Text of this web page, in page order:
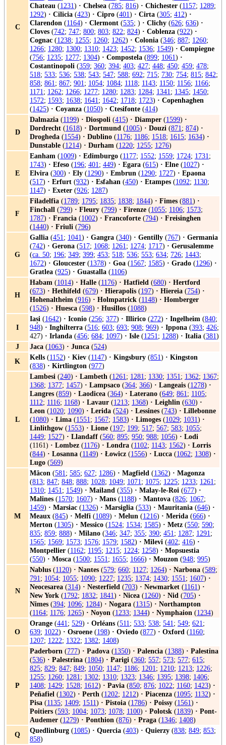
C
Chateau (1231) · Chelsea (785; 816) · Chichester (1157; 1289;
1292) · Cilicia (423) · Cipro (401) · Cirta (305; 412) ·
Clarendon (1164) · Clermont (535; ) · Clichy (626; 636) ·
Cloves (742; 747; 800; 803; 822; 824) · Coblenza (922) ·
Cognac (1238; 1255; 1260; 1262) · Colonia (346; 887; 1260;
1266; 1280; 1300; 1310; 1423; 1452; 1536; 1549) · Compiegne
(756; 1235; 1277; 1304) · Compostela (899; 1061) ·
Costantinopoli (359; 360; 394; 403; 427; 448; 450; 459; 478;
518; 533; 536; 538; 543; 547; 588; 692; 715; 730; 754; 815; 842;
858; 861; 867; 901; 1054; 1084; 1118; 1143; 1150; 1156; 1166;
1171; 1262; 1266; 1277; 1280; 1283; 1284; 1341; 1345; 1450;
1572; 1593; 1638; 1641; 1642; 1718; 1723) · Copenhaghen
(1425) · Coyanza (1050) · Ctesifonte (414)
D
Dalmazia (1199) · Diospoli (415) · Diamper (1599) ·
Dordrecht (1618) · Dortmund (1005) · Douzi (871; 874) ·
Drogheda (1554) · Dublino (1176; 1186; 1518; 1615; 1634) ·
Dunstable (1214) · Durham (1220; 1255; 1276)
E
Eanham (1009) · Edimburgo (1177; 1552; 1559; 1724; 1731;
1743) · Efeso (196; 401; 449) · Egara (615) · Elne (1027) ·
Elvira (300) · Ely (1290) · Embrun (1290; 1727) · Epaona
(517) · Erfurt (932) · Esfahan (450) · Etampes (1092; 1130;
1147) · Exeter (926; 1287)
F
Filadelfia (1789; 1795; 1835; 1838; 1844) · Fimes (881) ·
Finchall (799) · Fleury (799) · Firenze (1055; 1106; 1573;
1787) · Francia (1002) · Francoforte (794) · Freisinghen
(1440) · Friuli (796)
G
Gallia (451; 1041) · Gangra (340) · Gentilly (767) · Germania
(742) · Gerona (517; 1068; 1261; 1274; 1717) · Gerusalemme
(ca. 50; 196; 349; 399; 453; 518; 536; 553; 634; 726; 1443;
1672) · Gloucester (1378) · Goa (1567; 1585) · Grado (1296) ·
Gratlea (925) · Guastalla (1106)
H
Habam (1014) · Halle (1176) · Hatfield (680) · Hertford
(673) · Hethifeld (679) · Hierapolis (197) · Hiereia (754) ·
Hohenaltheim (916) · Holmpatrick (1148) · Homberger
(1526) · Huesca (598) · Husillos (1088)
I
Iași (1642) · Iconio (256; 377) · Illirico (272) · Ingelheim (840;
948) · Inghilterra (516; 603; 693; 908; 969) · Ippona (393; 426;
427) · Irlanda (456; 684; 1097) · Isle (1251; 1288) · Italia (381)
J
Jaca (1063) · Junca (524)
K
Kells (1152) · Kiev (1147) · Kingsbury (851) · Kingston
(838) · Kirtlington (977)
L
Lambesi (240) · Lambeth (1261; 1281; 1330; 1351; 1362; 1367;
1368; 1377; 1457) · Lampsaco (364; 366) · Langeais (1278) ·
Langres (859) · Laodicea (364) · Laterano (649; 861; 1105;
1112; 1116; 1168) · Lavaur (1213; 1368) · Leighlin (630) ·
Leon (1020; 1090) · Lerida (524) · Lessines (743) · Lillebonne
(1080) · Lima (1551; 1567; 1583) · Limoges (1029; 1031) ·
Linlithgow (1553) · Lione (197; 199; 517; 567; 583; 1055;
1449; 1527) · Llandaff (560; 895; 950; 988; 1056) · Lodi
(1161) · Lombez (1176) · Londra (1102; 1143; 1562) · Lorris
(844) · Losanna (1149) · Łowicz (1556) · Lucca (1062; 1308) ·
Lugo (569)
M
Mâcon (581; 585; 627; 1286) · Magfield (1362) · Magonza
(813; 847; 848; 888; 1028; 1049; 1071; 1075; 1225; 1233; 1261;
1310; 1451; 1549) · Mailand (355) · Malay-le-Roi (677) ·
Malines (1570; 1607) · Mans (1188) · Mantova (826; 1067;
1459) · Marsiac (1326) · Marsiglia (533) · Mauritania (646) ·
Meaux (845) · Melfi (1089) · Melun (1216) · Merida (666) ·
Merton (1305) · Messico (1524; 1534; 1585) · Metz (550; 590;
835; 859; 888) · Milano (346; 347; 355; 390; 451; 1287; 1291;
1565; 1569; 1573; 1576; 1579; 1582) · Milevi (402; 416) ·
Montpellier (1162; 1195; 1215; 1224; 1258) · Mopsuestia
(550) · Mosca (1500; 1551; 1655; 1666) · Mouzon (948; 995)
N
Nablus (1120) · Nantes (579; 660; 1127; 1264) · Narbona (589;
791; 1054; 1055; 1090; 1227; 1235; 1374; 1430; 1551; 1607) ·
Neocesarea (314) · Nesterfield (703) · Newmarket (1161) ·
New York (1792; 1832; 1841) · Nicea (1260) · Nid (705) ·
Nimes (394; 1096; 1284) · Nogara (1315) · Northampton
(1164; 1176; 1265) · Noyon (1233; 1344) · Nymphaion (1234)
O
Orange (441; 529) · Orléans (511; 533; 538; 541; 549; 621;
639; 1022) · Osroene (198) · Oviedo (877) · Oxford (1160;
1207; 1222; 1322; 1382; 1408)
P
Paderborn (777) · Padova (1350) · Palencia (1388) · Palestina
(536) · Palestrina (1804) · Parigi (360; 557; 573; 577; 615;
825; 829; 847; 849; 1050; 1147; 1186; 1201; 1210; 1213; 1226;
1255; 1260; 1281; 1302; 1310; 1323; 1346; 1395; 1398; 1406;
1408; 1429; 1528; 1612) · Pavia (850; 876; 1022; 1160; 1423) ·
Peñafiel (1302) · Perth (1202; 1212) · Piacenza (1095; 1132) ·
Pisa (1135; 1409; 1511) · Pistoia (1786) · Poissy (1561) ·
Poitiers (593; 1004; 1073; 1078; 1100) · Polotsk (1839) · Pont-
Audemer (1279) · Ponthion (876) · Praga (1346; 1408)
Q
Quedlinburg (1085) · Quercia (403) · Quierzy (838; 849; 853;
858)